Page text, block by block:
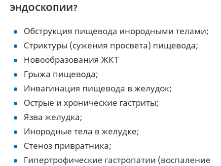
ЭНДОСКОПИИ?
Обструкция пищевода инородными телами;
Стриктуры (сужения просвета) пищевода;
Новообразования ЖКТ
Грыжа пищевода;
Инвагинация пищевода в желудок;
Острые и хронические гастриты;
Язва желудка;
Инородные тела в желудке;
Стеноз привратника;
Гипертрофические гастропатии (воспаление